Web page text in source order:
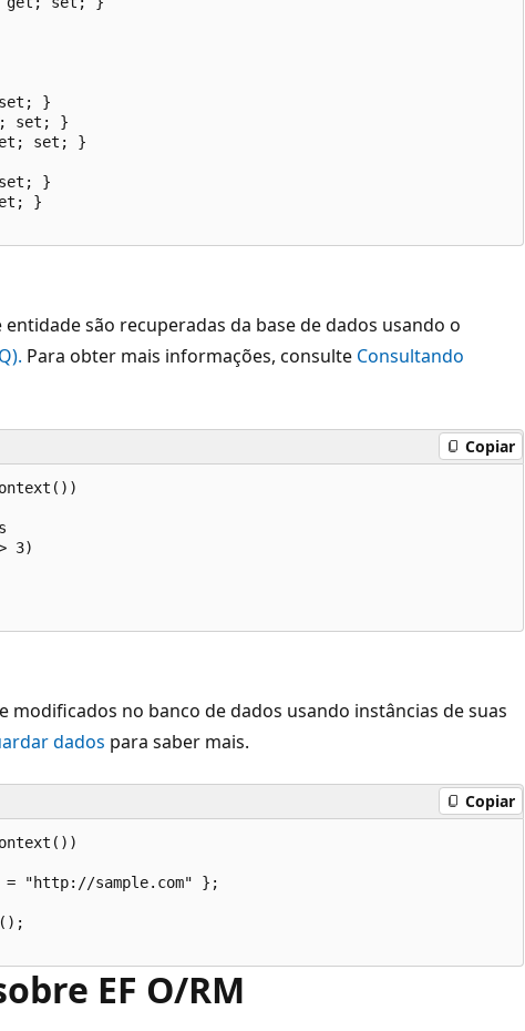
}
set; }
set; }
}
}
entidade são recuperadas da base de dados usando o
Para obter mais informações, consulte Consultando
Copiar
3)
modificados no banco de dados usando instâncias de suas
dados para saber mais.
Copiar
"http://sample.com" };
EF O/RM